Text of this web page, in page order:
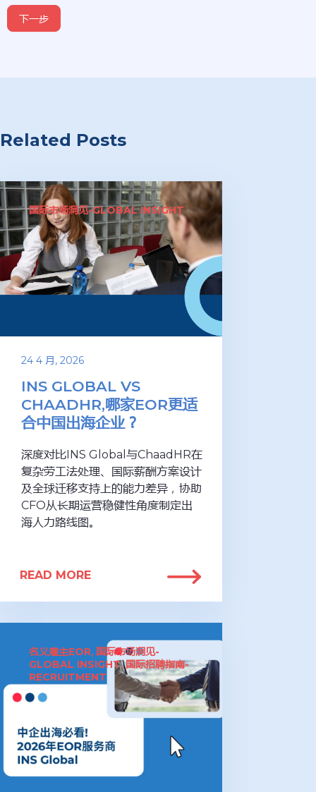
下一步
Related Posts
国际市场洞见-GLOBAL INSIGHT
24 4 月, 2026
INS GLOBAL VS
CHAADHR,哪家EOR更适
合中国出海企业？
深度对比INS Global与ChaadHR在
复杂劳工法处理、国际薪酬方案设计
及全球迁移支持上的能力差异，协助
CFO从长期运营稳健性角度制定出
海人力路线图。
READ MORE
名义雇主EOR, 国际市场洞见-
GLOBAL INSIGHT,国际招聘指南-
RECRUITMENT